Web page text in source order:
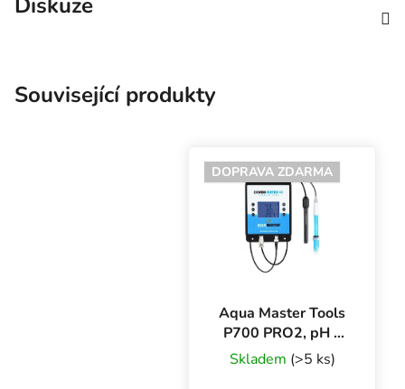
Související produkty
DOPRAVA ZDARMA
Aqua Master Tools
P700 PRO2, pH a
EC/CF/PPM metr a
teploměr
Skladem (>5 ks)